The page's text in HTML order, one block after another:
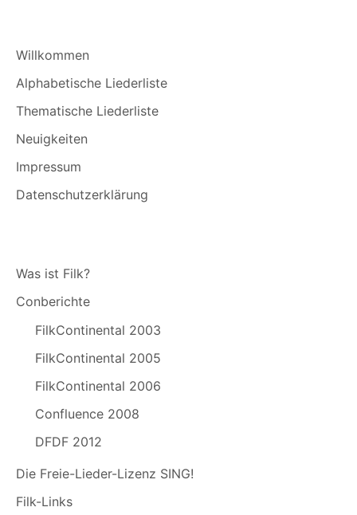
Willkommen
Alphabetische Liederliste
Thematische Liederliste
Neuigkeiten
Impressum
Datenschutzerklärung
Was ist Filk?
Conberichte
FilkContinental 2003
FilkContinental 2005
FilkContinental 2006
Confluence 2008
DFDF 2012
Die Freie-Lieder-Lizenz SING!
Filk-Links